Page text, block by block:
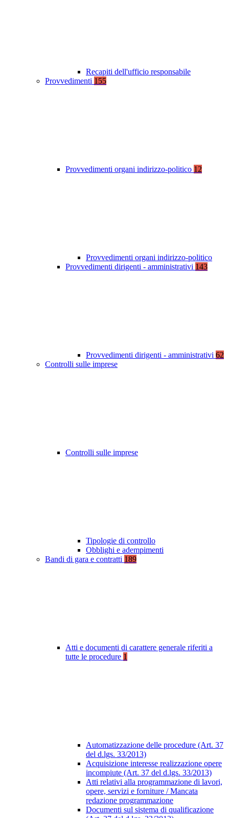
Recapiti dell'ufficio responsabile
Provvedimenti 155
Provvedimenti organi indirizzo-politico 12
Provvedimenti organi indirizzo-politico
Provvedimenti dirigenti - amministrativi 143
Provvedimenti dirigenti - amministrativi 62
Controlli sulle imprese
Controlli sulle imprese
Tipologie di controllo
Obblighi e adempimenti
Bandi di gara e contratti 189
Atti e documenti di carattere generale riferiti a
tutte le procedure 1
Automatizzazione delle procedure (Art. 37
del d.lgs. 33/2013)
Acquisizione interesse realizzazione opere
incompiute (Art. 37 del d.lgs. 33/2013)
Atti relativi alla programmazione di lavori,
opere, servizi e forniture / Mancata
redazione programmazione
Documenti sul sistema di qualificazione